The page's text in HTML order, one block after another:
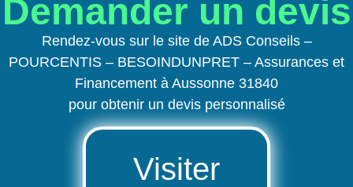
Demander un devis
Rendez-vous sur le site de ADS Conseils –
POURCENTIS – BESOINDUNPRET – Assurances et
Financement à Aussonne 31840
pour obtenir un devis personnalisé
Visiter